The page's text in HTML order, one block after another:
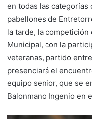
en todas las categorías
pabellones de
la tarde, la competición
Municipal, con la
veteranas, partido
presenciará el
equipo senior, que se
Balonmano Ingenio en